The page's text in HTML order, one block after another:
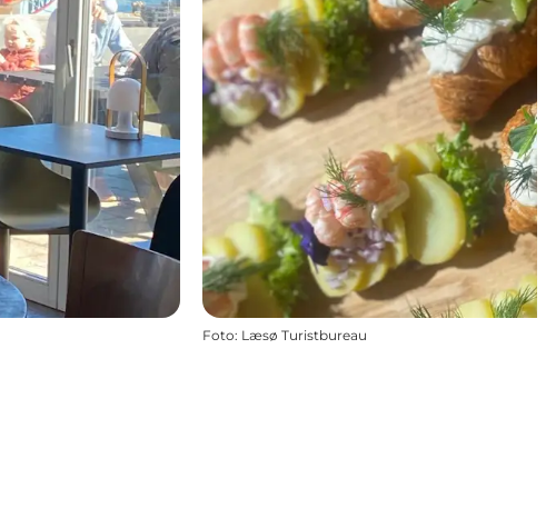
Foto: Læsø Turistbureau